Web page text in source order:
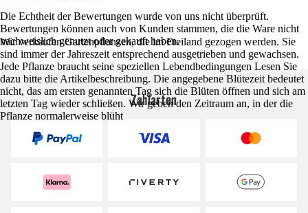
Wir verkaufen Gartenpflanzen, die im Freiland gezogen werden. Sie
sind immer der Jahreszeit entsprechend ausgetrieben und gewachsen.
Jede Pflanze braucht seine speziellen Lebendbedingungen Lesen Sie
dazu bitte die Artikelbeschreibung. Die angegebene Blütezeit bedeutet
nicht, das am ersten genannten Tag sich die Blüten öffnen und sich am
letzten Tag wieder schließen. Wir geben den Zeitraum an, in der die
Pflanze normalerweise blüht
Die Echtheit der Bewertungen wurde von uns nicht überprüft.
Bewertungen können auch von Kunden stammen, die die Ware nicht
nachweislich genutzt oder gekauft haben.
Zahlarten